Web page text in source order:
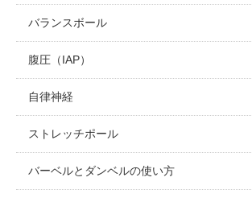
バランスボール
腹圧（IAP）
自律神経
ストレッチポール
バーベルとダンベルの使い方